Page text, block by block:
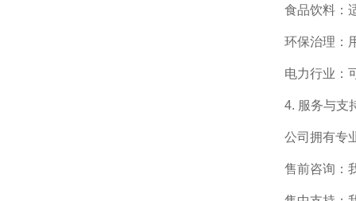
食品饮料：
环保治理：
电力行业：
4. 服务与支
公司拥有专
售前咨询：